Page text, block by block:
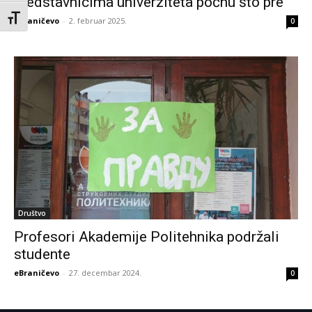
Toggle Font size
eBraničevo - 2. februar 2025. 0
Društvo
Profesori Akademije Politehnika podržali
studente
eBraničevo - 27. decembar 2024. 0